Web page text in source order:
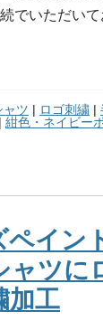
でいただい
ャツ | ロゴ刺繍 |
| 紺色・ネイビー
ペイン
ャツに
加工